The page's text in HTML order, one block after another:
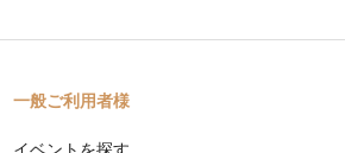
一般ご利用者様
イベントを探す